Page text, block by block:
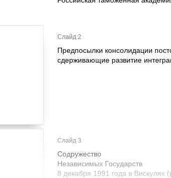
Слайд 2
Предпосылки консолидации
сдерживающие развитие
Слайд 3
Содружество
Независимых Государств
8 декабря 1991 года в Вискулях